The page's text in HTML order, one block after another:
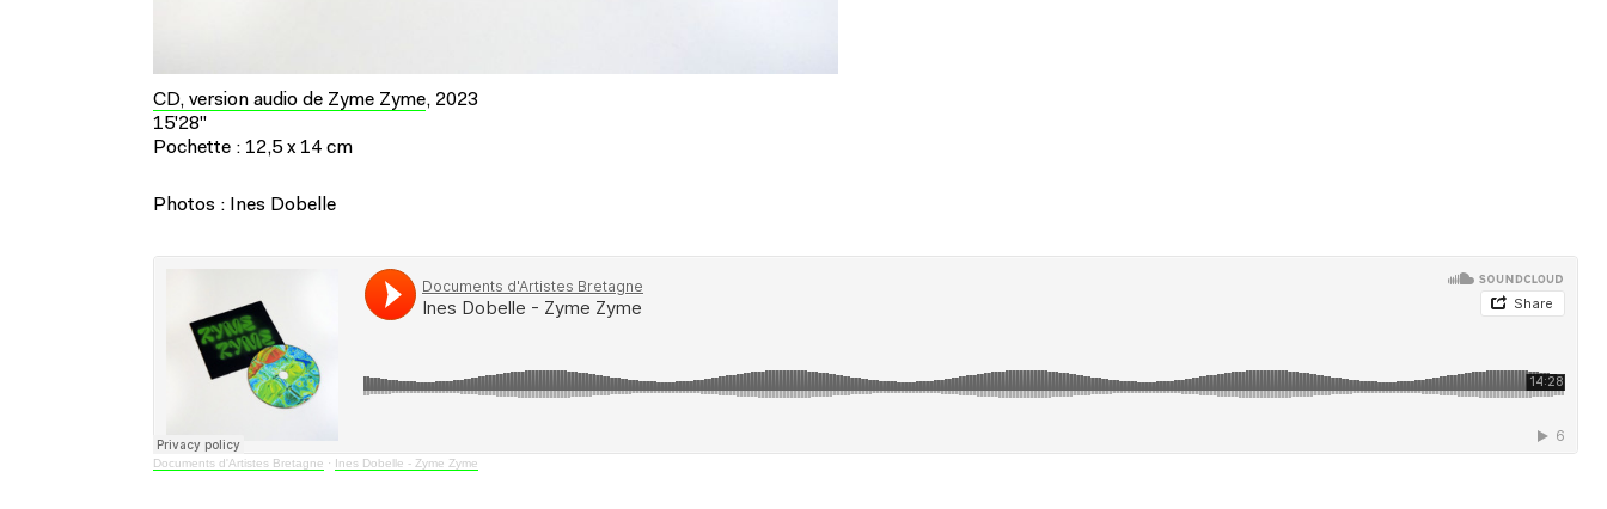
CD, version audio de Zyme Zyme, 2023
15'28''
Pochette : 12,5 x 14 cm
Photos : Ines Dobelle
Documents d'Artistes Bretagne · Ines Dobelle - Zyme Zyme